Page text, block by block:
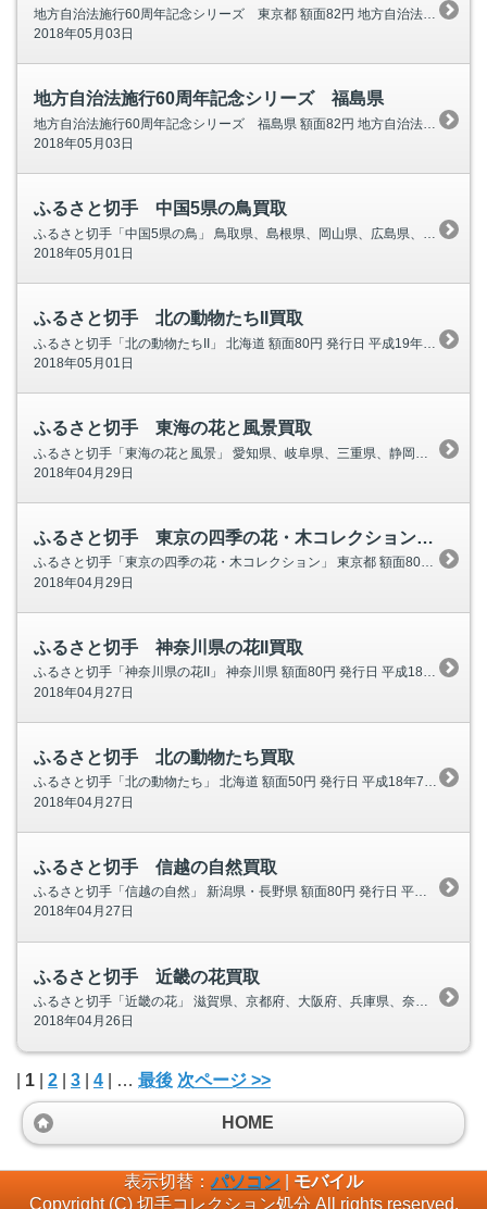
2018年05月03日
地方自治法施行60周年記念シリーズ 福島県
2018年05月03日
ふるさと切手 中国5県の鳥買取
2018年05月01日
ふるさと切手 北の動物たちII買取
2018年05月01日
ふるさと切手 東海の花と風景買取
2018年04月29日
ふるさと切手 東京の四季の花・木コレクション?買取
ふるさと切手「東京の四季の花・木コレクション」 東京都 額面80円 発行日 平成18(2006)年10月2日（月） 発行枚数 1,000万枚 ふるさと切手 東京の四季の花・木コレクション?画像 千鳥ヶ淵のサクラ 赤坂迎
2018年04月29日
ふるさと切手 神奈川県の花II買取
ふるさと切手「神奈川県の花II」 神奈川県 額面80円 発行日 平成18(2006)年8月1日（火） ふるさと切手 神奈川県の花II画像 つつじ すいせん なでしこ ききょう
2018年04月27日
ふるさと切手 北の動物たち買取
ふるさと切手「北の動物たち」 北海道 額面50円 発行日 平成18年7月3日（月） 発行枚数 【北海道】260万枚 【全国】460万枚（北海道含む） ふるさと切手 北の動物たち画像 キタキツネ エゾヒグマ
2018年04月27日
ふるさと切手 信越の自然買取
ふるさと切手「信越の自然」 新潟県・長野県 額面80円 発行日 平成18年6月1日(木) ふるさと切手 信越の自然画像 (1)越後三山・新潟県 (2)サンカヨウ・新潟県 (3)浅間山・長野県 (4
2018年04月27日
ふるさと切手 近畿の花買取
ふるさと切手「近畿の花」 滋賀県、京都府、大阪府、兵庫県、奈良県、和歌山県 額面50円 発行日 平成18(2006)年4月3日(月) 発行枚数 【全国】6,500千枚 【近畿】4,500千枚 ふるさと切手 近畿の花画像 サクラソウ・大
2018年04月26日
1 2 3 4 | … 最後 次ページ >>
HOME
表示切替：パソコン | モバイル
Copyright (C) 切手コレクション処分 All rights reserved.